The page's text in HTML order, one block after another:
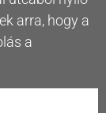
arra, hogy a
a